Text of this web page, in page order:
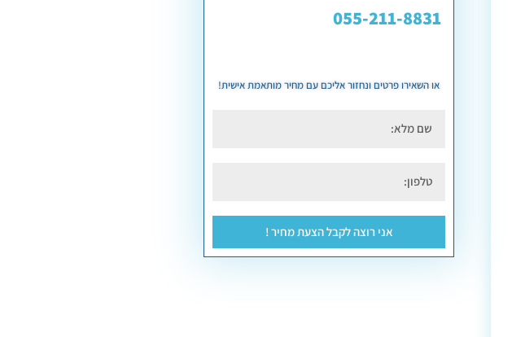
055-211-8831
או השאירו פרטים ונחזור אליכם עם מחיר מותאמת אישית!
אני רוצה לקבל הצעת מחיר !